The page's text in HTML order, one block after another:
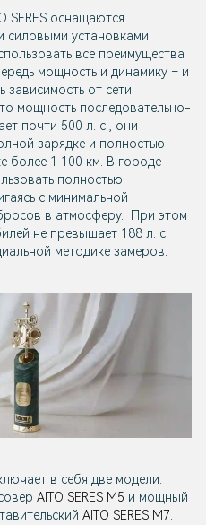
SERES оснащаются
силовыми установками
все преимущества
мощность и динамику – и
от сети
мощность последовательно-
почти 500 л. с., они
зарядке и полностью
более 1 100 км. В городе
полностью
с минимальной
в атмосферу. При этом
не превышает 188 л. с.
методике замеров.
в себя две модели:
AITO SERES M5 и мощный
AITO SERES M7